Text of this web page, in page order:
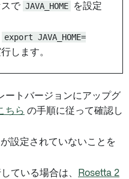
で JAVA_HOME
を設定
export JAVA_HOME=
します。
ートバージョンにアップグ
ちら の手順に従って確認し
が設定されていないことを
ている場合は、
Rosetta 2